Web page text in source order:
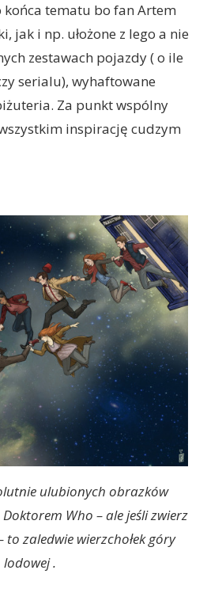
tematu bo fan Artem
jak i np. ułożone z lego a nie
zestawach pojazdy ( o ile
serialu), wyhaftowane
Za punkt wspólny
inspirację cudzym
ulubionych obrazków
Who – ale jeśli zwierz
to zaledwie wierzchołek góry
lodowej .